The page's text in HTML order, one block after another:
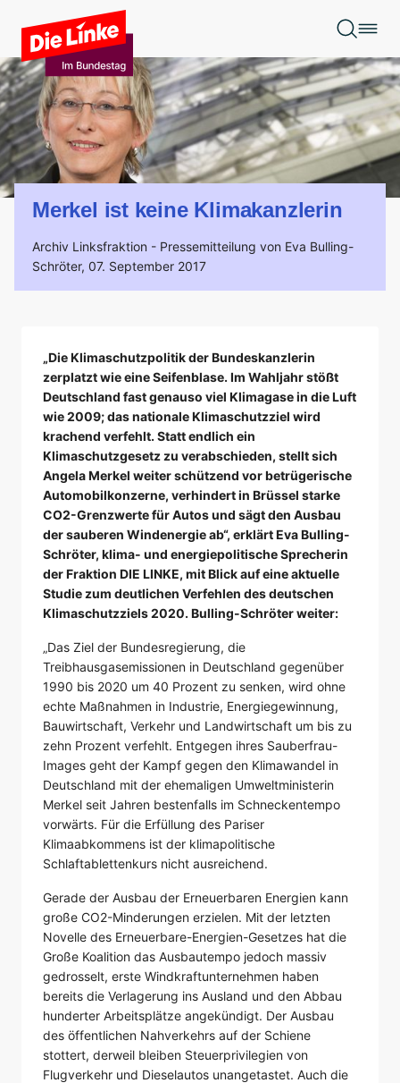
Zum Hauptinhalt springen
Merkel ist keine Klimakanzlerin
Archiv Linksfraktion - Pressemitteilung von Eva Bulling-
Schröter, 07. September 2017
„Die Klimaschutzpolitik der Bundeskanzlerin
zerplatzt wie eine Seifenblase. Im Wahljahr stößt
Deutschland fast genauso viel Klimagase in die Luft
wie 2009; das nationale Klimaschutzziel wird
krachend verfehlt. Statt endlich ein
Klimaschutzgesetz zu verabschieden, stellt sich
Angela Merkel weiter schützend vor betrügerische
Automobilkonzerne, verhindert in Brüssel starke
CO2-Grenzwerte für Autos und sägt den Ausbau
der sauberen Windenergie ab“, erklärt Eva Bulling-
Schröter, klima- und energiepolitische Sprecherin
der Fraktion DIE LINKE, mit Blick auf eine aktuelle
Studie zum deutlichen Verfehlen des deutschen
Klimaschutzziels 2020. Bulling-Schröter weiter:
„Das Ziel der Bundesregierung, die
Treibhausgasemissionen in Deutschland gegenüber
1990 bis 2020 um 40 Prozent zu senken, wird ohne
echte Maßnahmen in Industrie, Energiegewinnung,
Bauwirtschaft, Verkehr und Landwirtschaft um bis zu
zehn Prozent verfehlt. Entgegen ihres Sauberfrau-
Images geht der Kampf gegen den Klimawandel in
Deutschland mit der ehemaligen Umweltministerin
Merkel seit Jahren bestenfalls im Schneckentempo
vorwärts. Für die Erfüllung des Pariser
Klimaabkommens ist der klimapolitische
Schlaftablettenkurs nicht ausreichend.
Gerade der Ausbau der Erneuerbaren Energien kann
große CO2-Minderungen erzielen. Mit der letzten
Novelle des Erneuerbare-Energien-Gesetzes hat die
Große Koalition das Ausbautempo jedoch massiv
gedrosselt, erste Windkraftunternehmen haben
bereits die Verlagerung ins Ausland und den Abbau
hunderter Arbeitsplätze angekündigt. Der Ausbau
des öffentlichen Nahverkehrs auf der Schiene
stottert, derweil bleiben Steuerprivilegien von
Flugverkehr und Dieselautos unangetastet. Auch die